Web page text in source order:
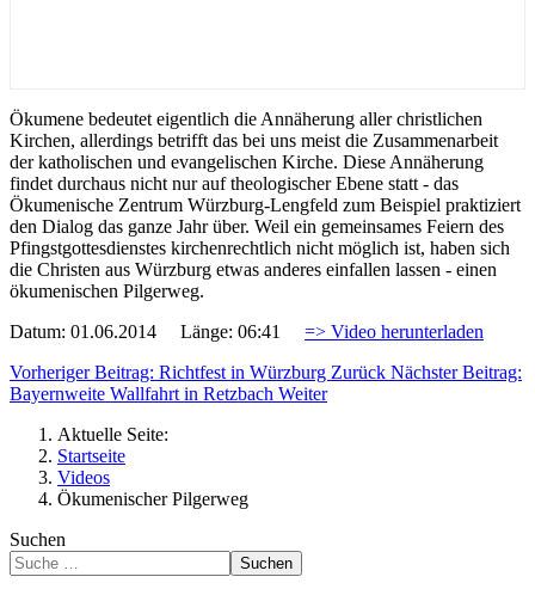
Ökumene bedeutet eigentlich die Annäherung aller christlichen
Kirchen, allerdings betrifft das bei uns meist die Zusammenarbeit
der katholischen und evangelischen Kirche. Diese Annäherung
findet durchaus nicht nur auf theologischer Ebene statt - das
Ökumenische Zentrum Würzburg-Lengfeld zum Beispiel praktiziert
den Dialog das ganze Jahr über. Weil ein gemeinsames Feiern des
Pfingstgottesdienstes kirchenrechtlich nicht möglich ist, haben sich
die Christen aus Würzburg etwas anderes einfallen lassen - einen
ökumenischen Pilgerweg.
Datum: 01.06.2014 Länge: 06:41 => Video herunterladen
Vorheriger Beitrag: Richtfest in Würzburg Zurück Nächster Beitrag:
Bayernweite Wallfahrt in Retzbach Weiter
Aktuelle Seite:
Startseite
Videos
Ökumenischer Pilgerweg
Suchen
Suchen